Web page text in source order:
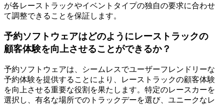
が各レーストラックやイベントタイプの独自の要求に合わせ
て調整できることを保証します。
予約ソフトウェアはどのようにレーストラックの
顧客体験を向上させることができるか？
予約ソフトウェアは、シームレスでユーザーフレンドリーな
予約体験を提供することにより、レーストラックの顧客体験
を向上させる重要な役割を果たします。特定のレースカーを
選択し、有名な場所でのトラックデーを選び、ユニークなレ